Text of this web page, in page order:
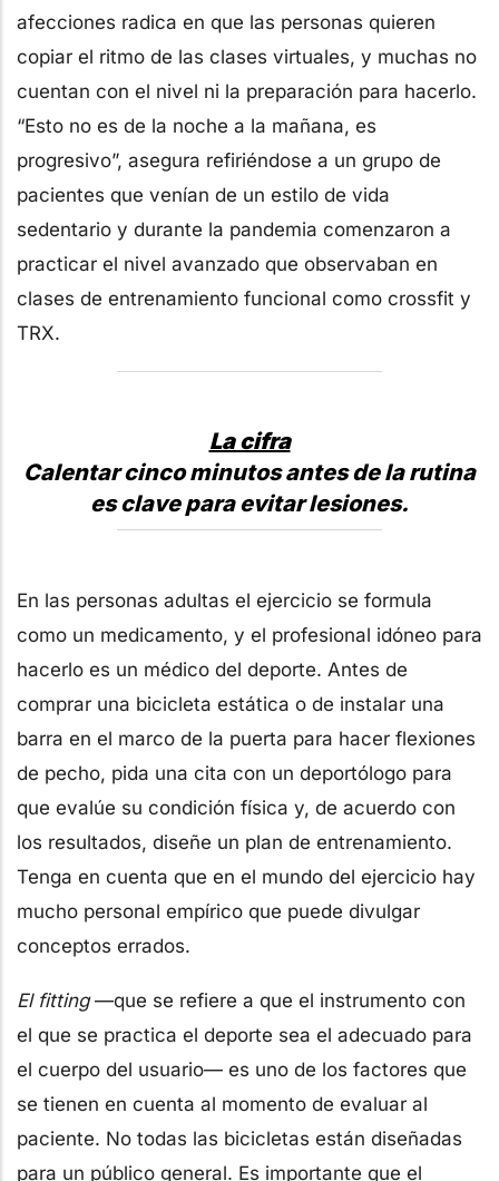
afecciones radica en que las personas quieren
copiar el ritmo de las clases virtuales, y muchas no
cuentan con el nivel ni la preparación para hacerlo.
“Esto no es de la noche a la mañana, es
progresivo”, asegura refiriéndose a un grupo de
pacientes que venían de un estilo de vida
sedentario y durante la pandemia comenzaron a
practicar el nivel avanzado que observaban en
clases de entrenamiento funcional como crossfit y
TRX.
La cifra
Calentar cinco minutos antes de la rutina
es clave para evitar lesiones.
En las personas adultas el ejercicio se formula
como un medicamento, y el profesional idóneo para
hacerlo es un médico del deporte. Antes de
comprar una bicicleta estática o de instalar una
barra en el marco de la puerta para hacer flexiones
de pecho, pida una cita con un deportólogo para
que evalúe su condición física y, de acuerdo con
los resultados, diseñe un plan de entrenamiento.
Tenga en cuenta que en el mundo del ejercicio hay
mucho personal empírico que puede divulgar
conceptos errados.
El fitting—que se refiere a que el instrumento con
el que se practica el deporte sea el adecuado para
el cuerpo del usuario— es uno de los factores que
se tienen en cuenta al momento de evaluar al
paciente. No todas las bicicletas están diseñadas
para un público general. Es importante que el